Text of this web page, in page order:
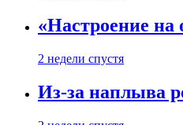
«Настроение на
2 недели спустя
Из-за наплыва